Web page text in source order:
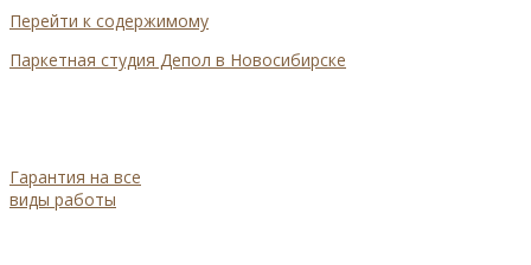
Перейти к содержимому
Паркетная студия Депол в Новосибирске
Гарантия на все
виды работы